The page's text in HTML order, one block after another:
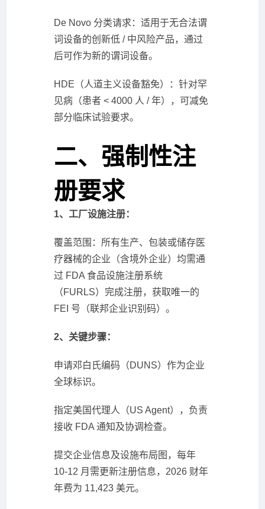
De Novo 分类请求：适用于无合法谓
词设备的创新低 / 中风险产品，通过
后可作为新的谓词设备。
HDE（人道主义设备豁免）：针对罕
见病（患者 < 4000 人 / 年），可减免
部分临床试验要求。
二、强制性注
册要求
1、工厂设施注册：
覆盖范围：所有生产、包装或储存医
疗器械的企业（含境外企业）均需通
过 FDA 食品设施注册系统
（FURLS）完成注册，获取唯一的
FEI 号（联邦企业识别码）。
2、关键步骤：
申请邓白氏编码（DUNS）作为企业
全球标识。
指定美国代理人（US Agent），负责
接收 FDA 通知及协调检查。
提交企业信息及设施布局图，每年
10-12 月需更新注册信息，2026 财年
年费为 11,423 美元。